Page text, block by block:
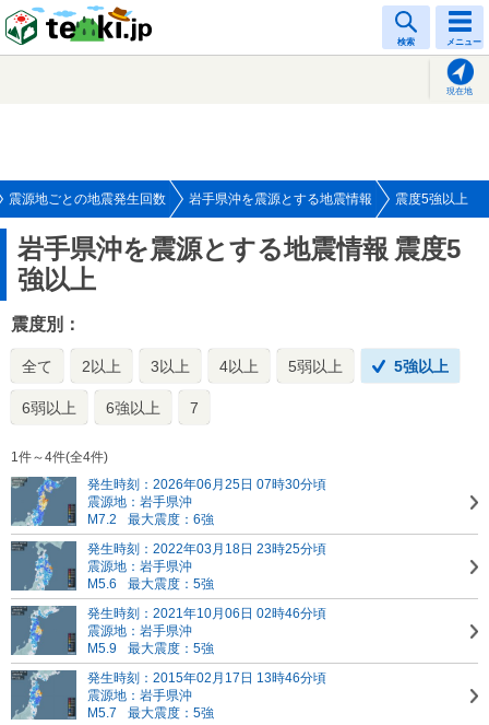
検索 メニュー
現在地
震源地ごとの地震発生回数 岩手県沖を震源とする地震情報 震度5強以上
岩手県沖を震源とする地震情報 震度5
強以上
震度別：
全て 2以上 3以上 4以上 5弱以上 5強以上
6弱以上 6強以上 7
1件～4件(全4件)
発生時刻：2026年06月25日 07時30分頃
震源地：岩手県沖
M7.2
最大震度：6強
発生時刻：2022年03月18日 23時25分頃
震源地：岩手県沖
M5.6
最大震度：5強
発生時刻：2021年10月06日 02時46分頃
震源地：岩手県沖
M5.9
最大震度：5強
発生時刻：2015年02月17日 13時46分頃
震源地：岩手県沖
M5.7
最大震度：5強